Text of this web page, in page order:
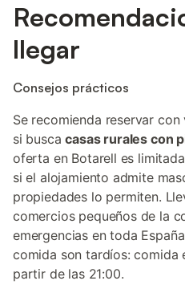
llegar
Consejos prácticos
Se recomienda reservar
si buscacasas rurales con
oferta en Botarell es
si el alojamiento admite
propiedades lo permiten.
comercios pequeños de la
emergencias en toda
comida son tardíos: comida
partir de las 21:00.